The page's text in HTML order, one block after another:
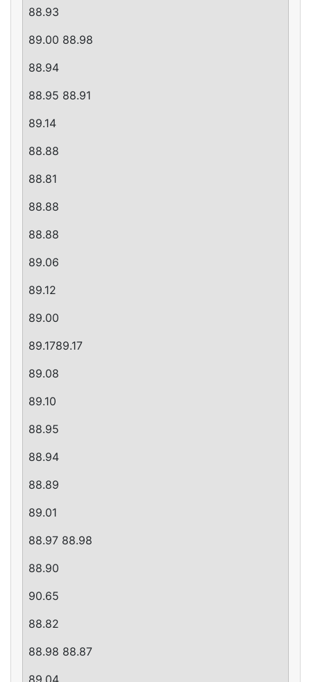
88.93
89.00 88.98
88.94
88.95 88.91
89.14
88.88
88.81
88.88
88.88
89.06
89.12
89.00
89.1789.17
89.08
89.10
88.95
88.94
88.89
89.01
88.97 88.98
88.90
90.65
88.82
88.98 88.87
89.04